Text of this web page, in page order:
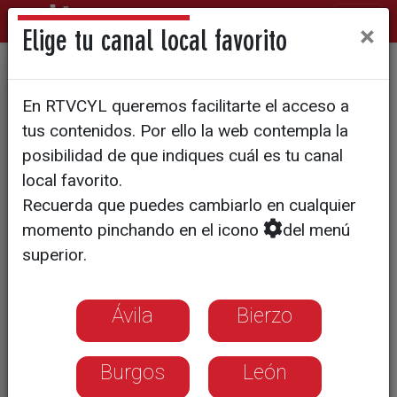
Grana y Oro - Salvador
Herrero
Elige tu canal local favorito ×
En RTVCYL queremos facilitarte el acceso a
tus contenidos. Por ello la web contempla la
posibilidad de que indiques cuál es tu canal
local favorito.
Recuerda que puedes cambiarlo en cualquier
momento pinchando en el icono
del menú
superior.
Ávila Bierzo
Burgos León